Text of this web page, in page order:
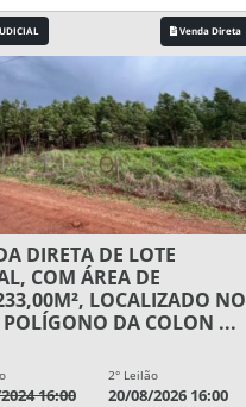
Venda Direta
DIRETA DE LOTE
COM ÁREA DE
LOCALIZADO NO
POLÍGONO DA COLON ...
16:00
2° Leilão
20/08/2026 16:00